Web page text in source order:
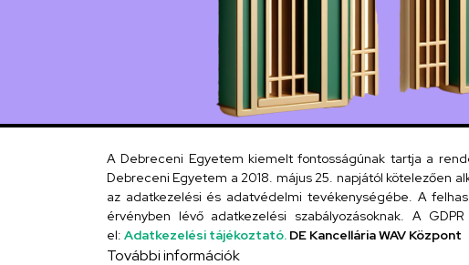
A Debreceni Egyetem kiemelt fontosságúnak tartja a
Debreceni Egyetem a 2018. május 25. napjától kötelezően
az adatkezelési és adatvédelmi tevékenységébe. A
érvényben lévő adatkezelési szabályozásoknak. A
el: Adatkezelési tájékoztató. DE Kancellária WAV Központ
További információk